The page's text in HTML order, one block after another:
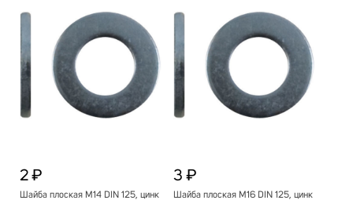
2 ₽
Шайба плоская М14 DIN 125, цинк
3 ₽
Шайба плоская М16 DIN 125, цинк